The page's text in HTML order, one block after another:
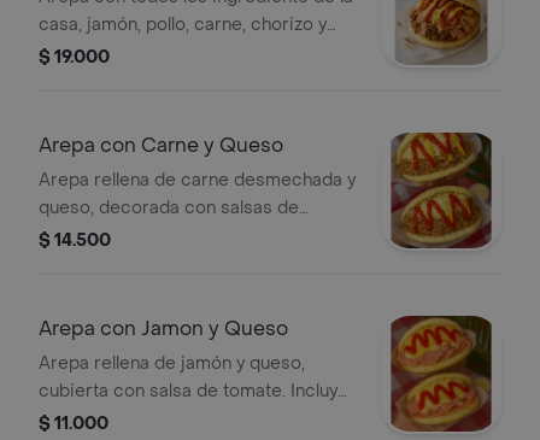
casa, jamón, pollo, carne, chorizo y
queso
$ 19.000
Arepa con Carne y Queso
Arepa rellena de carne desmechada y
queso, decorada con salsas de
tomate y mostaza.
$ 14.500
Arepa con Jamon y Queso
Arepa rellena de jamón y queso,
cubierta con salsa de tomate. Incluye
1 unidad.
$ 11.000